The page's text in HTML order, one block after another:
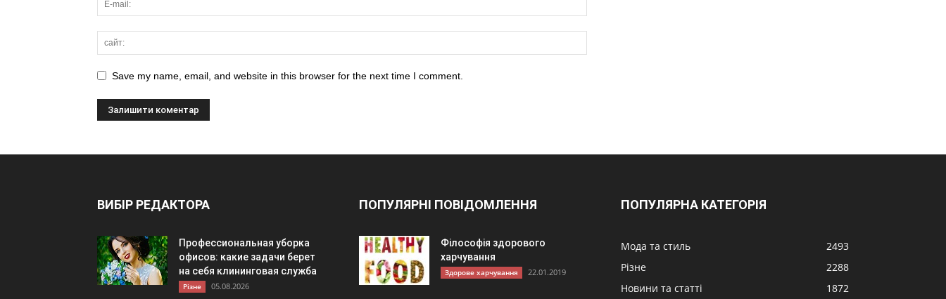
Save my name, email, and website in this browser for the next time I comment.
ВИБІР РЕДАКТОРА
Профессиональная уборка
офисов: какие задачи берет
на себя клининговая служба
Різне 05.08.2026
ПОПУЛЯРНІ ПОВІДОМЛЕННЯ
Філософія здорового
харчування
Здорове харчування 22.01.2019
ПОПУЛЯРНА КАТЕГОРІЯ
Мода та стиль
2493
Різне
2288
Новини та статті
1872